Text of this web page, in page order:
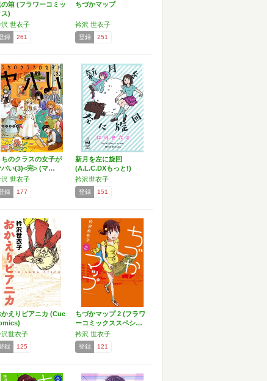
の箱 (フラワーコミッ
ス)
沢 世衣子
録 261
ちづかマップ
衿沢 世衣子
登録 251
ちのクラスの女子が
バい(3)<完> (マ…
沢 世衣子
録 177
新月を左に旋回
(A.L.C.DXもっと!)
衿沢世衣子
登録 151
かえりピアニカ (Cue
沢世衣子
録 125
ちづかマップ 2 (フラワ
ーコミックススペシ…
衿沢 世衣子
登録 121